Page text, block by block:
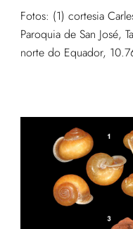
Fotos: (1) cortesia
Paroquia de San José,
norte do Equador,